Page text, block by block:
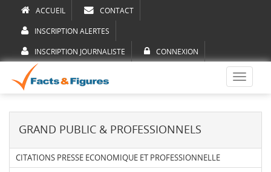
ACCUEIL CONTACT
INSCRIPTION ALERTES
INSCRIPTION JOURNALISTE CONNEXION
Toggle
GRAND PUBLIC & PROFESSIONNELS
CITATIONS PRESSE ECONOMIQUE ET PROFESSIONNELLE